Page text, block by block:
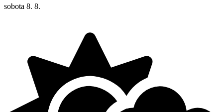
sobota 8. 8.